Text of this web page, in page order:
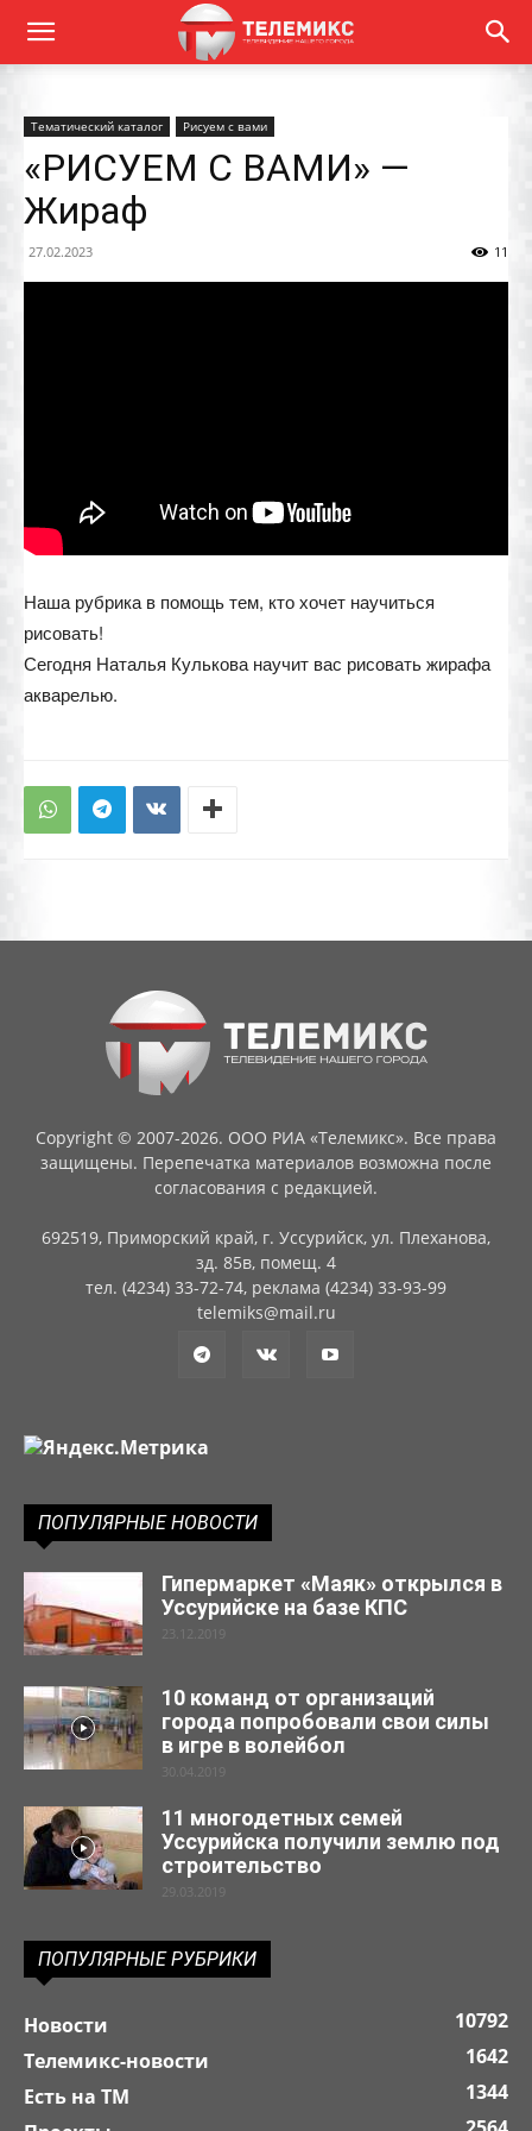
Тематический каталог Рисуем с вами
«РИСУЕМ С ВАМИ» —
Жираф
27.02.2023 11
Наша рубрика в помощь тем, кто хочет научиться
рисовать!
Сегодня Наталья Кулькова научит вас рисовать жирафа
акварелью.
Copyright © 2007-2026. ООО РИА «Телемикс». Все права
защищены. Перепечатка материалов возможна после
согласования с редакцией.
692519, Приморский край, г. Уссурийск, ул. Плеханова,
зд. 85в, помещ. 4
тел. (4234) 33-72-74, реклама (4234) 33-93-99
telemiks@mail.ru
ПОПУЛЯРНЫЕ НОВОСТИ
Гипермаркет «Маяк» открылся в
Уссурийске на базе КПС
23.12.2019
10 команд от организаций
города попробовали свои силы
в игре в волейбол
30.04.2019
11 многодетных семей
Уссурийска получили землю под
строительство
29.03.2019
ПОПУЛЯРНЫЕ РУБРИКИ
Новости
10792
Телемикс-новости
1642
Есть на ТМ
1344